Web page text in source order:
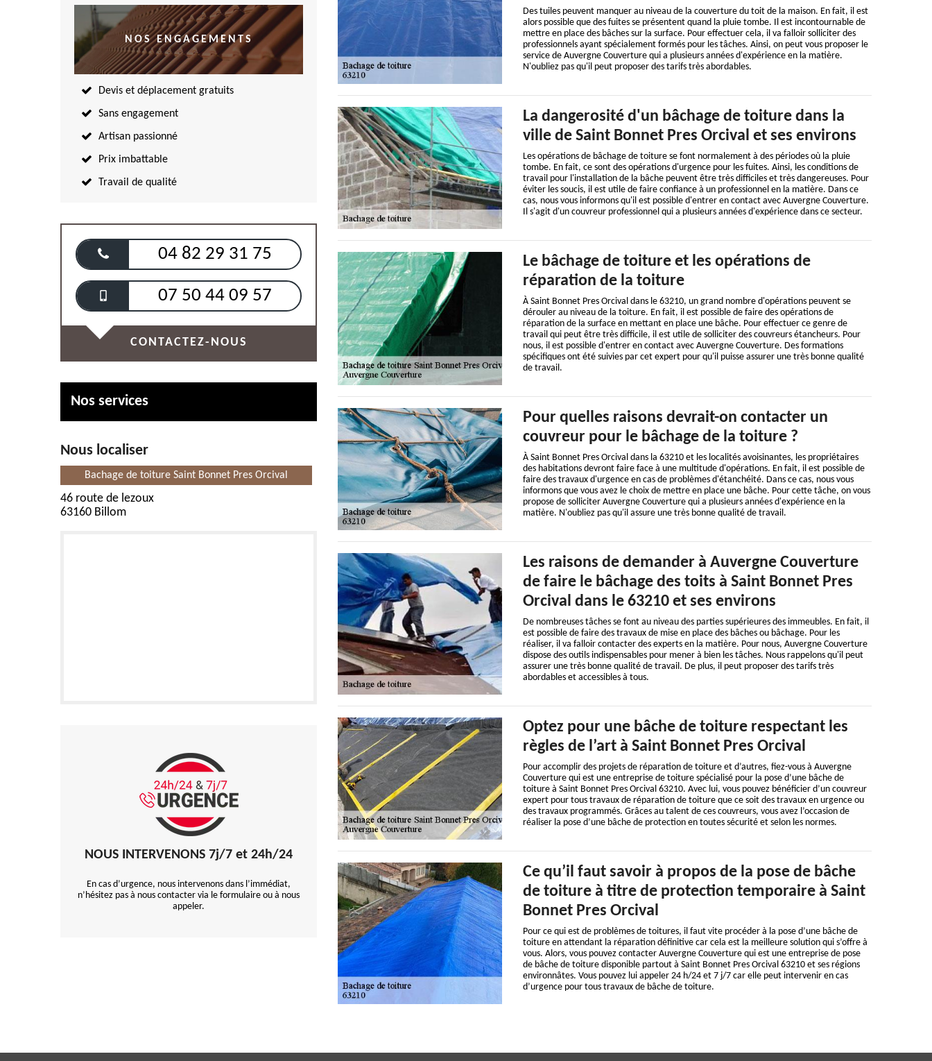
NOS ENGAGEMENTS
Devis et déplacement gratuits
Sans engagement
Artisan passionné
Prix imbattable
Travail de qualité
04 82 29 31 75
07 50 44 09 57
CONTACTEZ-NOUS
Nos services
Nous localiser
Bachage de toiture Saint Bonnet Pres Orcival
46 route de lezoux
63160 Billom
NOUS INTERVENONS 7j/7 et 24h/24
En cas d’urgence, nous intervenons dans l’immédiat,
n’hésitez pas à nous contacter via le formulaire ou à nous
appeler.
Des tuiles peuvent manquer au niveau de la couverture du toit de la maison. En fait, il est
alors possible que des fuites se présentent quand la pluie tombe. Il est incontournable de
mettre en place des bâches sur la surface. Pour effectuer cela, il va falloir solliciter des
professionnels ayant spécialement formés pour les tâches. Ainsi, on peut vous proposer le
service de Auvergne Couverture qui a plusieurs années d'expérience en la matière.
N'oubliez pas qu'il peut proposer des tarifs très abordables.
La dangerosité d'un bâchage de toiture dans la
ville de Saint Bonnet Pres Orcival et ses environs
Les opérations de bâchage de toiture se font normalement à des périodes où la pluie
tombe. En fait, ce sont des opérations d'urgence pour les fuites. Ainsi, les conditions de
travail pour l'installation de la bâche peuvent être très difficiles et très dangereuses. Pour
éviter les soucis, il est utile de faire confiance à un professionnel en la matière. Dans ce
cas, nous vous informons qu'il est possible d'entrer en contact avec Auvergne Couverture.
Il s'agit d'un couvreur professionnel qui a plusieurs années d'expérience dans ce secteur.
Le bâchage de toiture et les opérations de
réparation de la toiture
À Saint Bonnet Pres Orcival dans le 63210, un grand nombre d'opérations peuvent se
dérouler au niveau de la toiture. En fait, il est possible de faire des opérations de
réparation de la surface en mettant en place une bâche. Pour effectuer ce genre de
travail qui peut être très difficile, il est utile de solliciter des couvreurs étancheurs. Pour
nous, il est possible d'entrer en contact avec Auvergne Couverture. Des formations
spécifiques ont été suivies par cet expert pour qu'il puisse assurer une très bonne qualité
de travail.
Pour quelles raisons devrait-on contacter un
couvreur pour le bâchage de la toiture ?
À Saint Bonnet Pres Orcival dans la 63210 et les localités avoisinantes, les propriétaires
des habitations devront faire face à une multitude d'opérations. En fait, il est possible de
faire des travaux d'urgence en cas de problèmes d'étanchéité. Dans ce cas, nous vous
informons que vous avez le choix de mettre en place une bâche. Pour cette tâche, on vous
propose de solliciter Auvergne Couverture qui a plusieurs années d'expérience en la
matière. N'oubliez pas qu'il assure une très bonne qualité de travail.
Les raisons de demander à Auvergne Couverture
de faire le bâchage des toits à Saint Bonnet Pres
Orcival dans le 63210 et ses environs
De nombreuses tâches se font au niveau des parties supérieures des immeubles. En fait, il
est possible de faire des travaux de mise en place des bâches ou bâchage. Pour les
réaliser, il va falloir contacter des experts en la matière. Pour nous, Auvergne Couverture
dispose des outils indispensables pour mener à bien les tâches. Nous rappelons qu'il peut
assurer une très bonne qualité de travail. De plus, il peut proposer des tarifs très
abordables et accessibles à tous.
Optez pour une bâche de toiture respectant les
règles de l’art à Saint Bonnet Pres Orcival
Pour accomplir des projets de réparation de toiture et d’autres, fiez-vous à Auvergne
Couverture qui est une entreprise de toiture spécialisé pour la pose d’une bâche de
toiture à Saint Bonnet Pres Orcival 63210. Avec lui, vous pouvez bénéficier d’un couvreur
expert pour tous travaux de réparation de toiture que ce soit des travaux en urgence ou
des travaux programmés. Grâces au talent de ces couvreurs, vous avez l’occasion de
réaliser la pose d’une bâche de protection en toutes sécurité et selon les normes.
Ce qu’il faut savoir à propos de la pose de bâche
de toiture à titre de protection temporaire à Saint
Bonnet Pres Orcival
Pour ce qui est de problèmes de toitures, il faut vite procéder à la pose d’une bâche de
toiture en attendant la réparation définitive car cela est la meilleure solution qui s’offre à
vous. Alors, vous pouvez contacter Auvergne Couverture qui est une entreprise de pose
de bâche de toiture disponible partout à Saint Bonnet Pres Orcival 63210 et ses régions
environnâtes. Vous pouvez lui appeler 24 h/24 et 7 j/7 car elle peut intervenir en cas
d’urgence pour tous travaux de bâche de toiture.